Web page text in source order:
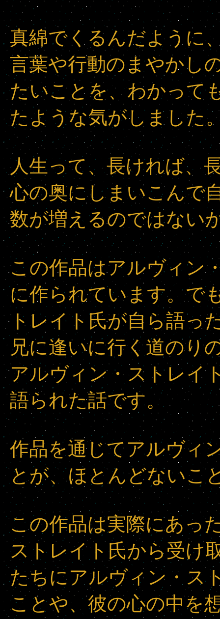
真綿でくるんだように
言葉や行動のまやかし
たいことを、わかって
たような気がしました
人生って、長ければ、
心の奥にしまいこんで
数が増えるのではない
この作品はアルヴィン
に作られています。で
トレイト氏が自ら語っ
兄に逢いに行く道のり
アルヴィン・ストレイ
語られた話です。
作品を通じてアルヴィ
とが、ほとんどないこ
この作品は実際にあっ
ストレイト氏から受け
たちにアルヴィン・ス
ことや、彼の心の中を